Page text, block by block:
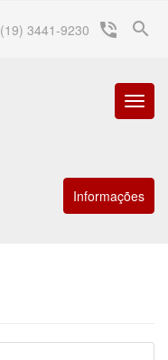
search
(19) 3441-9230 phone_in_talk
Menu
Informações